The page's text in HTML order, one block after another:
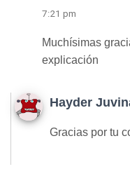
7:21 pm
Muchísimas
explicación
Hayder
Gracias por tu